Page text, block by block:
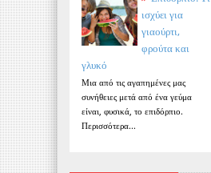
ισχύει για
γιαούρτι,
φρούτα και
γλυκό
Μια από τις αγαπημένες μας
συνήθειες μετά από ένα γεύμα
είναι, φυσικά, το επιδόρπιο.
Περισσότερα...